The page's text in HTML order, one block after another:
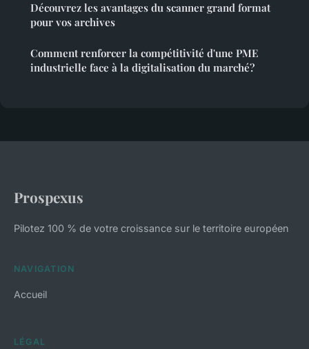
Découvrez les avantages du scanner grand format
pour vos archives
Comment renforcer la compétitivité d'une PME
industrielle face à la digitalisation du marché?
Prospexus
Pilotez 100 % de votre croissance sur le territoire européen
NAVIGATION
Accueil
LÉGAL